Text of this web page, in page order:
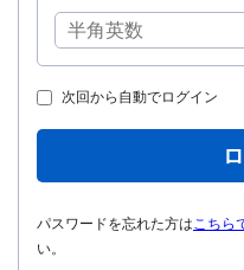
次回から自動でログイン
パスワードを忘れた方はこちら
い。